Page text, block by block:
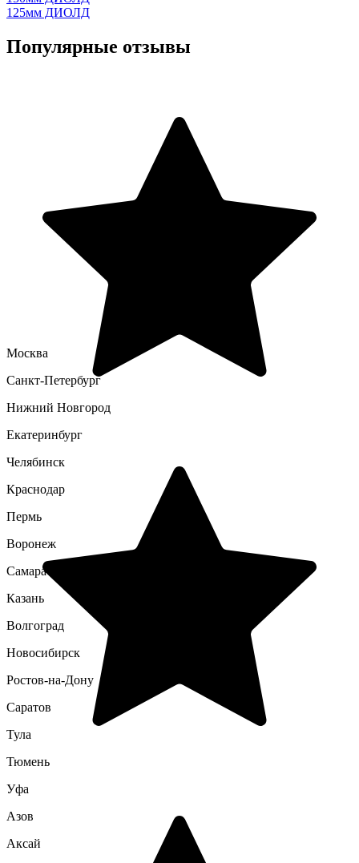
125мм ДИОЛД
Популярные отзывы
Москва
Санкт-Петербург
Нижний Новгород
Екатеринбург
Челябинск
Краснодар
Пермь
Воронеж
Самара
Казань
Волгоград
Новосибирск
Ростов-на-Дону
Саратов
Тула
Тюмень
Уфа
Азов
Аксай